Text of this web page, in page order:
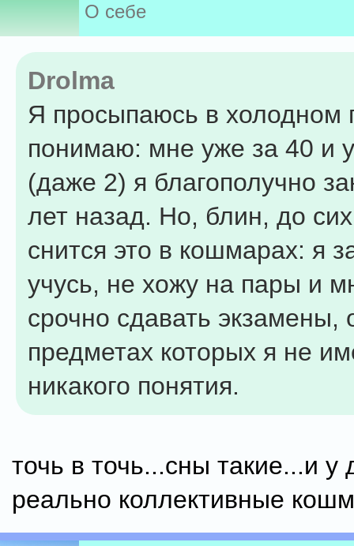
О себе
Drolma
Я просыпаюсь в холодном
понимаю: мне уже за 40 и
(даже 2) я благополучно
лет назад. Но, блин, до
снится это в кошмарах: я
учусь, не хожу на пары и
срочно сдавать экзамены,
предметах которых я не
никакого понятия.
точь в точь...сны такие...и у
реально коллективные